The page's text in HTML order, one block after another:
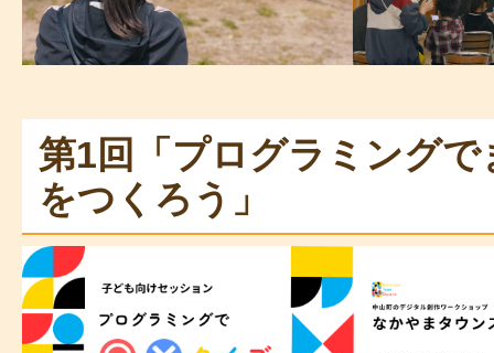
第1回「プログラミング
をつくろう」